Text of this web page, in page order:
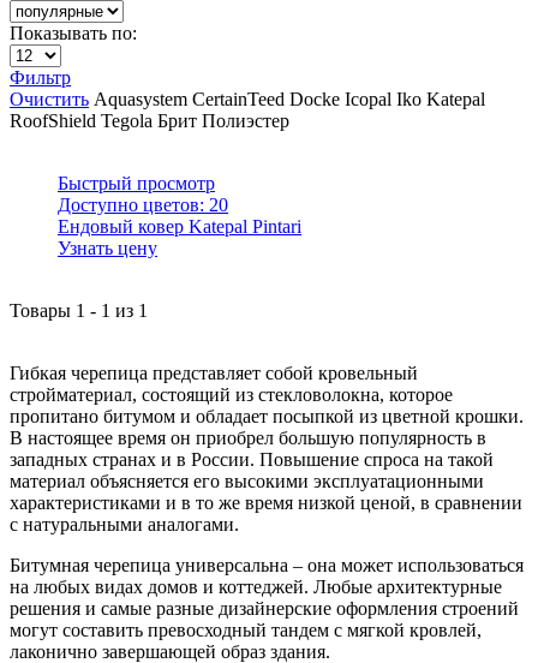
Показывать по:
Фильтр
Очистить Aquasystem CertainTeed Docke Icopal Iko Katepal
RoofShield Tegola Брит Полиэстер
Быстрый просмотр
Доступно цветов: 20
Ендовый ковер Katepal Pintari
Узнать цену
Товары 1 - 1 из 1
Гибкая черепица представляет собой кровельный
стройматериал, состоящий из стекловолокна, которое
пропитано битумом и обладает посыпкой из цветной крошки.
В настоящее время он приобрел большую популярность в
западных странах и в России. Повышение спроса на такой
материал объясняется его высокими эксплуатационными
характеристиками и в то же время низкой ценой, в сравнении
с натуральными аналогами.
Битумная черепица универсальна – она может использоваться
на любых видах домов и коттеджей. Любые архитектурные
решения и самые разные дизайнерские оформления строений
могут составить превосходный тандем с мягкой кровлей,
лаконично завершающей образ здания.